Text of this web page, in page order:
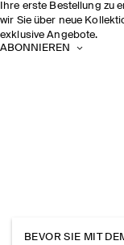
Ihre erste Bestellung zu
wir Sie über neue
exklusive Angebote.
ABONNIEREN
BEVOR SIE MIT